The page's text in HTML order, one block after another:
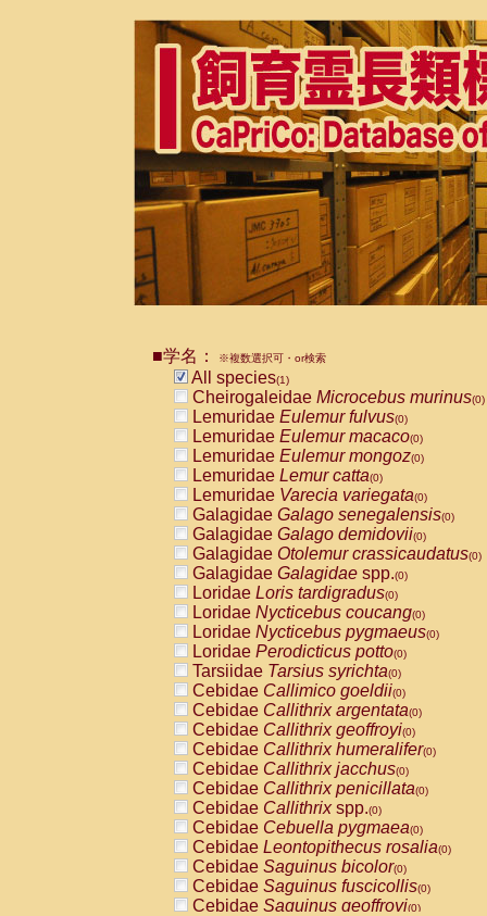
■学名： ※複数選択可・or検索
All species(1)
Cheirogaleidae Microcebus murinus(0)
Lemuridae Eulemur fulvus(0)
Lemuridae Eulemur macaco(0)
Lemuridae Eulemur mongoz(0)
Lemuridae Lemur catta(0)
Lemuridae Varecia variegata(0)
Galagidae Galago senegalensis(0)
Galagidae Galago demidovii(0)
Galagidae Otolemur crassicaudatus(0)
Galagidae Galagidae spp.(0)
Loridae Loris tardigradus(0)
Loridae Nycticebus coucang(0)
Loridae Nycticebus pygmaeus(0)
Loridae Perodicticus potto(0)
Tarsiidae Tarsius syrichta(0)
Cebidae Callimico goeldii(0)
Cebidae Callithrix argentata(0)
Cebidae Callithrix geoffroyi(0)
Cebidae Callithrix humeralifer(0)
Cebidae Callithrix jacchus(0)
Cebidae Callithrix penicillata(0)
Cebidae Callithrixspp.(0)
Cebidae Cebuella pygmaea(0)
Cebidae Leontopithecus rosalia(0)
Cebidae Saguinus bicolor(0)
Cebidae Saguinus fuscicollis(0)
Cebidae Saguinus geoffroyi(0)